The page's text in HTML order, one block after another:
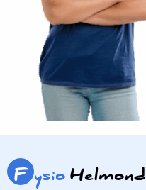
F ysioHelmond